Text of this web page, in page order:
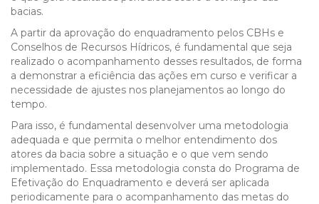
bacias.
A partir da aprovação do enquadramento pelos CBHs e
Conselhos de Recursos Hídricos, é fundamental que seja
realizado o acompanhamento desses resultados, de forma
a demonstrar a eficiência das ações em curso e verificar a
necessidade de ajustes nos planejamentos ao longo do
tempo.
Para isso, é fundamental desenvolver uma metodologia
adequada e que permita o melhor entendimento dos
atores da bacia sobre a situação e o que vem sendo
implementado. Essa metodologia consta do Programa de
Efetivação do Enquadramento e deverá ser aplicada
periodicamente para o acompanhamento das metas do